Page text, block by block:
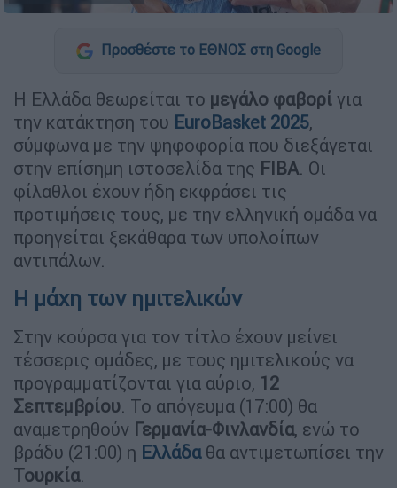
Προσθέστε το ΕΘΝΟΣ στη Google
Η Ελλάδα θεωρείται το μεγάλο φαβορί για
την κατάκτηση του EuroBasket 2025,
σύμφωνα με την ψηφοφορία που διεξάγεται
στην επίσημη ιστοσελίδα της FIBA. Οι
φίλαθλοι έχουν ήδη εκφράσει τις
προτιμήσεις τους, με την ελληνική ομάδα να
προηγείται ξεκάθαρα των υπολοίπων
αντιπάλων.
Η μάχη των ημιτελικών
Στην κούρσα για τον τίτλο έχουν μείνει
τέσσερις ομάδες, με τους ημιτελικούς να
προγραμματίζονται για αύριο, 12
Σεπτεμβρίου. Το απόγευμα (17:00) θα
αναμετρηθούν Γερμανία-Φινλανδία, ενώ το
βράδυ (21:00) η Ελλάδα θα αντιμετωπίσει την
Τουρκία.